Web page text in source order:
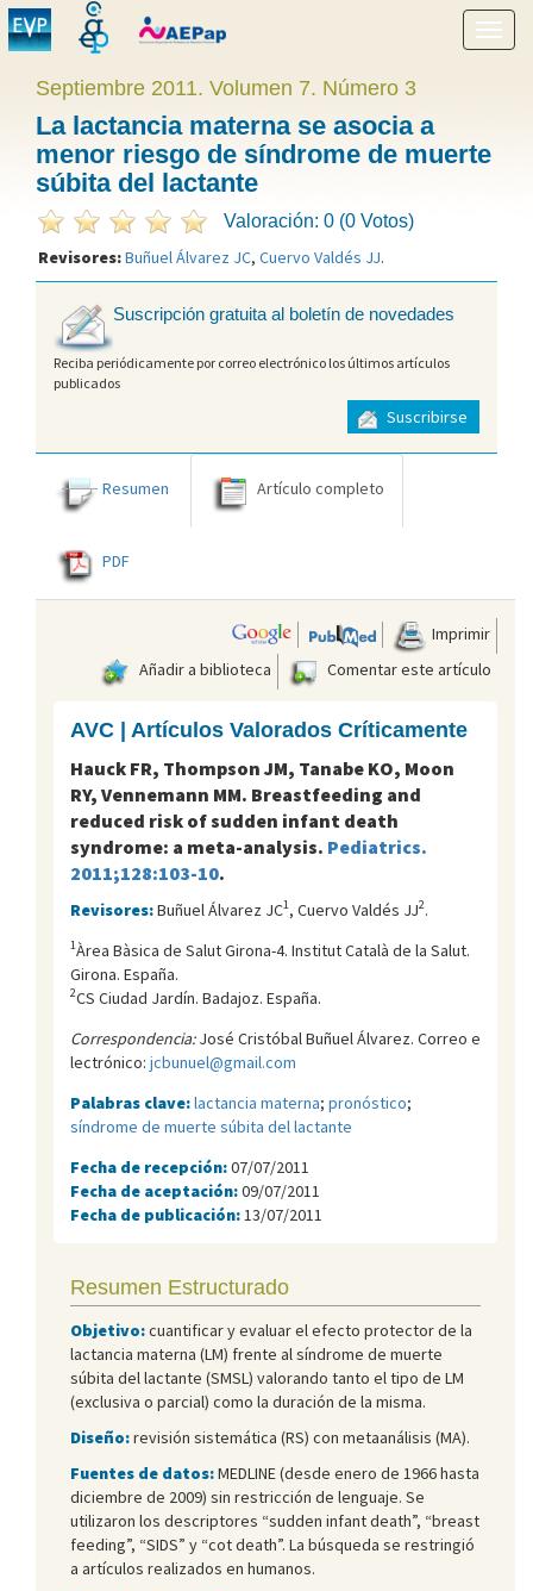
menú
Septiembre 2011. Volumen 7. Número 3
La lactancia materna se asocia a
menor riesgo de síndrome de muerte
súbita del lactante
Valoración: 0 (0 Votos)
Revisores:Buñuel Álvarez JC, Cuervo Valdés JJ.
Suscripción gratuita al boletín de novedades
Reciba periódicamente por correo electrónico los últimos artículos
publicados
Suscribirse
Resumen Artículo completo
PDF
Imprimir
Añadir a biblioteca
Comentar este artículo
AVC | Artículos Valorados Críticamente
Hauck FR, Thompson JM, Tanabe KO, Moon
RY, Vennemann MM. Breastfeeding and
reduced risk of sudden infant death
syndrome: a meta-analysis. Pediatrics.
2011;128:103-10.
Revisores:Buñuel Álvarez JC1, Cuervo Valdés JJ2.
1Àrea Bàsica de Salut Girona-4. Institut Català de la Salut.
Girona. España.
2CS Ciudad Jardín. Badajoz. España.
Correspondencia:José Cristóbal Buñuel Álvarez. Correo e
lectrónico: jcbunuel@gmail.com
Palabras clave:lactancia materna; pronóstico;
síndrome de muerte súbita del lactante
Fecha de recepción:07/07/2011
Fecha de aceptación:09/07/2011
Fecha de publicación: 13/07/2011
Resumen Estructurado
Objetivo:cuantificar y evaluar el efecto protector de la
lactancia materna (LM) frente al síndrome de muerte
súbita del lactante (SMSL) valorando tanto el tipo de LM
(exclusiva o parcial) como la duración de la misma.
Diseño:revisión sistemática (RS) con metaanálisis (MA).
Fuentes de datos:MEDLINE (desde enero de 1966 hasta
diciembre de 2009) sin restricción de lenguaje. Se
utilizaron los descriptores “sudden infant death”, “breast
feeding”, “SIDS” y “cot death”. La búsqueda se restringió
a artículos realizados en humanos.